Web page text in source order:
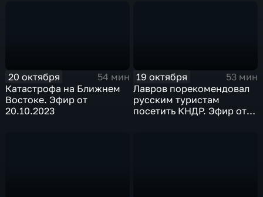
20 октября
54 мин
Катастрофа на Ближнем
Востоке. Эфир от
20.10.2023
19 октября
53 мин
Лавров порекомендовал
русским туристам
посетить КНДР. Эфир от